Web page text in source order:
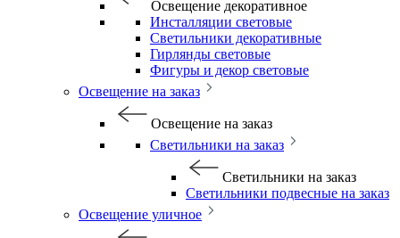
Освещение декоративное
Инсталляции световые
Светильники декоративные
Гирлянды световые
Фигуры и декор световые
Освещение на заказ
Освещение на заказ
Светильники на заказ
Светильники на заказ
Светильники подвесные на заказ
Освещение уличное